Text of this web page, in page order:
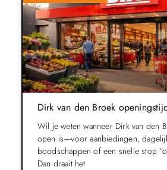
Dirk van den Broek
Wil je weten wanneer Dirk van den
open is—voor aanbiedingen,
boodschappen of een snelle stop
Dan draait het